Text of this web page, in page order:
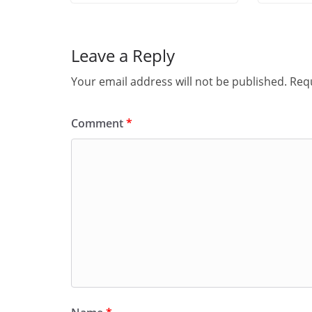
Leave a Reply
Your email address will not be published.
Comment*